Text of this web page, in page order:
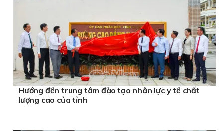
Hướng đến trung tâm đào tạo nhân lực y tế chất
lượng cao của tỉnh